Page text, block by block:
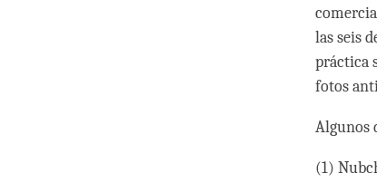
las seis
práctica
fotos
Algunos
(1)